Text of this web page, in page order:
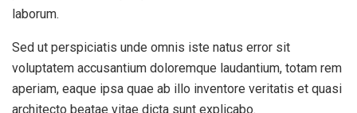
laborum.
Sed ut perspiciatis unde omnis iste natus error sit
voluptatem accusantium doloremque laudantium, totam rem
aperiam, eaque ipsa quae ab illo inventore veritatis et quasi
architecto beatae vitae dicta sunt explicabo.